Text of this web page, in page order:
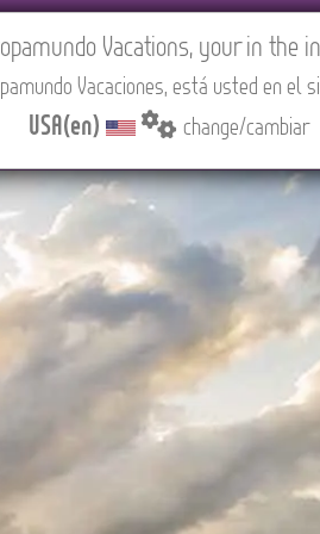
ABOUT US CONTACT
Vacations, your in the
Vacaciones, está usted en el
USA(en) change/cambiar